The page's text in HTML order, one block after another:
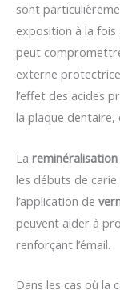
sont
exposition à la
peut compromettre
externe
l’effet des acides
la plaque dentaire,
La reminéralisation
les débuts de
l’application de
peuvent aider à
renforçant l’émail.
Dans les cas où la